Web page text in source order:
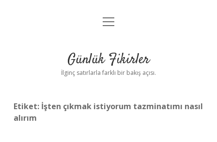
Anasayfa
Yasal Uyarı
menüyü
Günlük Fikirler
İlginç satırlarla farklı bir bakış açısı.
Etiket: İşten çıkmak istiyorum tazminatımı nasıl
alırım